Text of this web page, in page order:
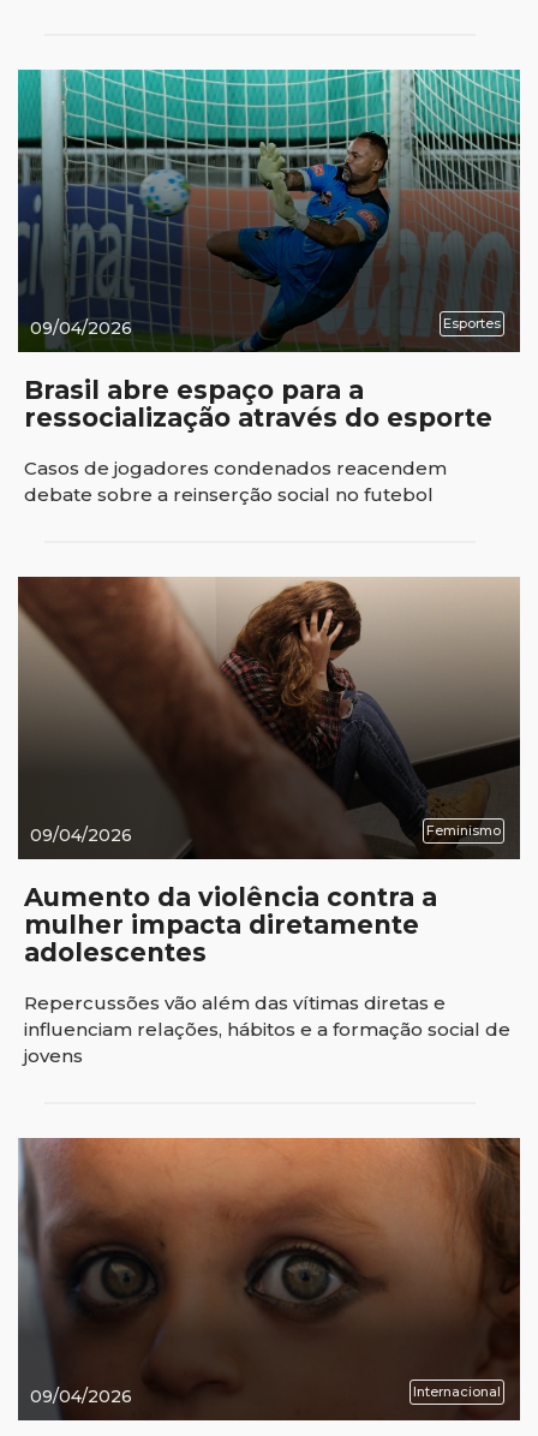
09/04/2026 Esportes
Brasil abre espaço para a
ressocialização através do esporte
Casos de jogadores condenados reacendem
debate sobre a reinserção social no futebol
09/04/2026 Feminismo
Aumento da violência contra a
mulher impacta diretamente
adolescentes
Repercussões vão além das vítimas diretas e
influenciam relações, hábitos e a formação social de
jovens
09/04/2026 Internacional